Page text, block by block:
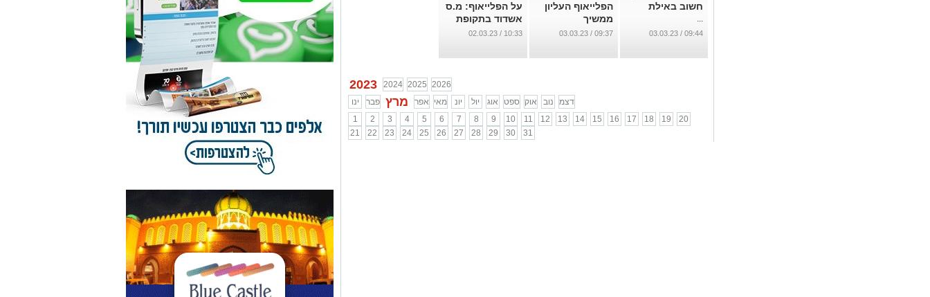
חשוב באילת
...
09:44 / 03.03.23
הפלייאוף העליון
ממשיך
...
09:37 / 03.03.23
על הפלייאוף: מ.ס
אשדוד בתקופת
פריחה
10:33 / 02.03.23
2023 2024 2025 2026
ינו
פבר מרץ אפר מאי יונ יול אוג ספט אוק נוב
דצמ
1
2 3 4 5 6 7 8 9 10 11 12 13 14 15 16 17 18 19
20
21
22 23 24 25 26 27 28 29 30 31